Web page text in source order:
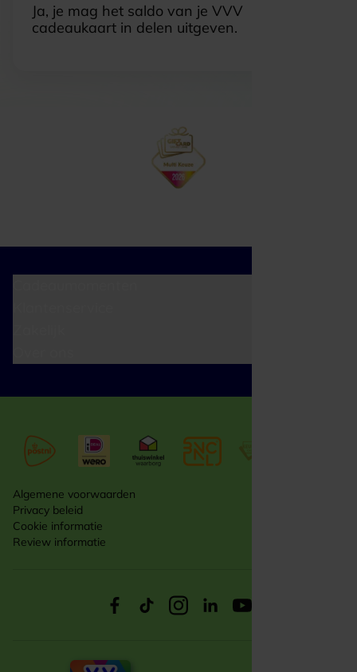
Ja, je mag het saldo van je VVV
cadeaukaart in delen uitgeven.
Algemene voorwaarden
Privacy beleid
Cookie informatie
Review informatie